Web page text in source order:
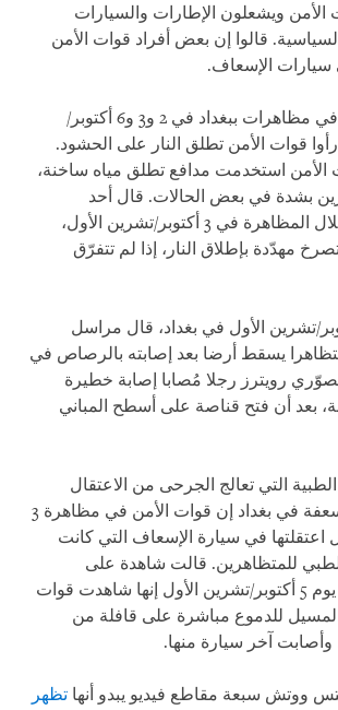
الأمن ويشعلون الإطارات والسيارات
قالوا إن بعض أفراد قوات الأمن
سيارات الإسعاف.
قال خمسة شهود في مظاهرات ببغداد في 2 و3 و6 أكتوبر/
قوات الأمن تطلق النار على الحشود.
الأمن استخدمت مدافع تطلق مياه ساخنة،
بشدة في بعض الحالات. قال أحد
المتظاهرين إنه، خلال المظاهرة في 3 أكتوبر/تشرين الأول،
مهدّدة بإطلاق النار، إذا لم تتفرّق
3 أكتوبر/تشرين الأول في بغداد، قال مراسل
يسقط أرضا بعد إصابته بالرصاص في
رويترز رجلا مُصابا إصابة خطيرة
بعد أن فتح قناصة على أسطح المباني
التي تعالج الجرحى من الاعتقال
والهجوم. قالت مسعفة في بغداد إن قوات الأمن في مظاهرة 3
اعتقلتها في سيارة الإسعاف التي كانت
للمتظاهرين. قالت شاهدة على
مظاهرة في بغداد يوم 5 أكتوبر/تشرين الأول إنها شاهدت قوات
المسيل للدموع مباشرة على قافلة من
آخر سيارة منها.
ووتش سبعة مقاطع فيديو يبدو أنها تظهر